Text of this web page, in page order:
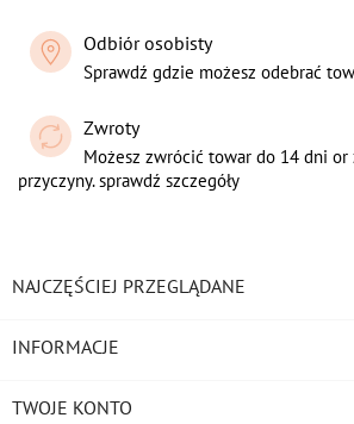
Odbiór osobisty
Sprawdź gdzie możesz odebrać
Zwroty
Możesz zwrócić towar do 14 dni or
przyczyny. sprawdź szczegóły
NAJCZĘŚCIEJ PRZEGLĄDANE
INFORMACJE
TWOJE KONTO